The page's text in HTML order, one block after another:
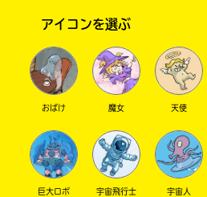
アイコンを選ぶ
おばけ 魔女 天使
巨大ロボ 宇宙飛行士 宇宙人